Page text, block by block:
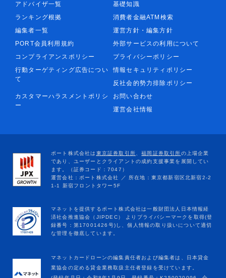
アドバイザ一覧
基礎知識
ランキング根拠
消費者金融ATM検索
編集者一覧
運営方針・編集方針
PORT会員利用規約
外部サービスの利用について
コンプライアンスポリシー
プライバシーポリシー
行動ターゲティング広告につい
て
情報セキュリティポリシー
反社会的勢力排除ポリシー
カスタマーハラスメントポリシ
ー
お問い合わせ
運営会社情報
マネットカードローンの編集責任者および編集者は、日本貸金
業協会の定める貸金業務取扱主任者登録を受けています。